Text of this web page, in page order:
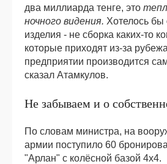
два миллиарда тенге, это
ночного видения. Хотелось бы
изделия - не сборка каких-то
которые приходят из-за
предприятии производится
сказал Атамкулов.
Не забываем и о
По словам министра, на
армии поступило 60
"Арлан" с колёсной базой 4х4.